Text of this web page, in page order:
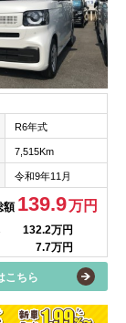
R6年式
7,515Km
令和9年11月
額 139.9万円
132.2万円
7.7万円
こちら